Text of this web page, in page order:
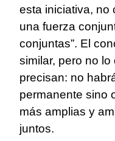
esta iniciativa, no
una fuerza
conjuntas”. El
similar, pero no
precisan: no
permanente sino
más amplias y
juntos.